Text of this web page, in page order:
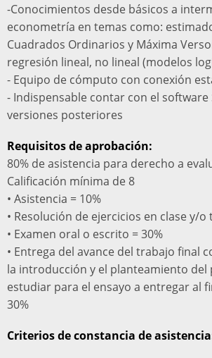
-Conocimientos desde básicos a
econometría en temas como:
Cuadrados Ordinarios y Máxima
regresión lineal, no lineal (modelos
- Equipo de cómputo con conexión
- Indispensable contar con el software
versiones posteriores
Requisitos de aprobación:
80% de asistencia para derecho a
Calificación mínima de 8
• Asistencia = 10%
• Resolución de ejercicios en clase y/o
• Examen oral o escrito = 30%
• Entrega del avance del trabajo final
la introducción y el planteamiento del
estudiar para el ensayo a entregar al
30%
Criterios de constancia de